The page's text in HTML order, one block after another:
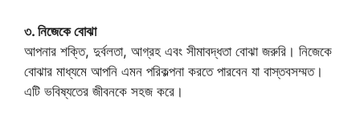
৩. নিজেকে বোঝা
আপনার শক্তি, দুর্বলতা, আগ্রহ এবং সীমাবদ্ধতা বোঝা জরুরি। নিজেকে
বোঝার মাধ্যমে আপনি এমন পরিকল্পনা করতে পারবেন যা বাস্তবসম্মত।
এটি ভবিষ্যতের জীবনকে সহজ করে।